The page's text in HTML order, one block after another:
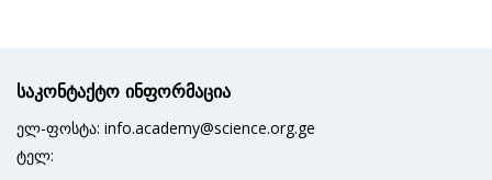
საკონტაქტო ინფორმაცია
ელ-ფოსტა: info.academy@science.org.ge
ტელ: